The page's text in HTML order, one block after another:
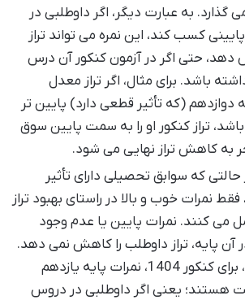
گذارد. به عبارت دیگر، اگر داوطلبی در
کسب کند، این نمره می تواند تراز
دهد، حتی اگر در آزمون کنکور آن درس
باشد. برای مثال، اگر تراز معدل
دوازدهم (که تأثیر قطعی دارد) پایین تر
باشد، تراز کنکور او را به سمت پایین سوق
به کاهش تراز نهایی می شود.
حالتی که سوابق تحصیلی دارای تأثیر
نمرات خوب و بالا در راستای بهبود تراز
می کنند. نمرات پایین یا عدم وجود
آن پایه، تراز داوطلب را کاهش نمی دهد.
به عنوان مثال، برای کنکور 1404، نمرات پایه یازدهم
هستند؛ یعنی اگر داوطلبی در دروس